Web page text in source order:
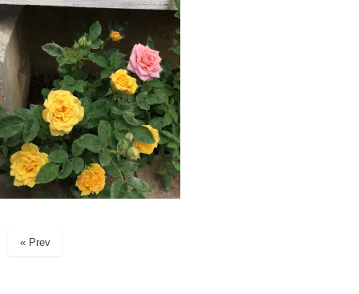
« Prev